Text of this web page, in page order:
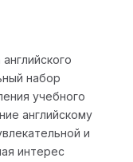
набор
учебного
английскому
и
интерес